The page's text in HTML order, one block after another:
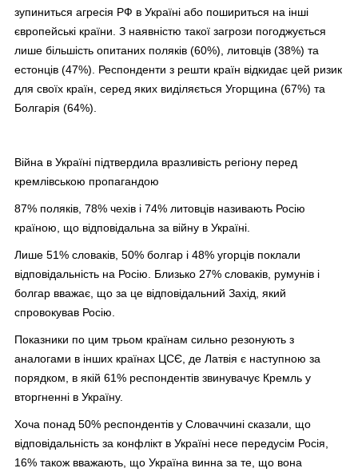
зупиниться агресія РФ в Україні або пошириться на інші
європейські країни. З наявністю такої загрози погоджується
лише більшість опитаних поляків (60%), литовців (38%) та
естонців (47%). Респонденти з решти країн відкидає цей ризик
для своїх країн, серед яких виділяється Угорщина (67%) та
Болгарія (64%).
Війна в Україні підтвердила вразливість регіону перед
кремлівською пропагандою
87% поляків, 78% чехів і 74% литовців називають Росію
країною, що відповідальна за війну в Україні.
Лише 51% словаків, 50% болгар і 48% угорців поклали
відповідальність на Росію. Близько 27% словаків, румунів і
болгар вважає, що за це відповідальний Захід, який
спровокував Росію.
Показники по цим трьом країнам сильно резонують з
аналогами в інших країнах ЦСЄ, де Латвія є наступною за
порядком, в якій 61% респондентів звинувачує Кремль у
вторгненні в Україну.
Хоча понад 50% респондентів у Словаччині сказали, що
відповідальність за конфлікт в Україні несе передусім Росія,
16% також вважають, що Україна винна за те, що вона